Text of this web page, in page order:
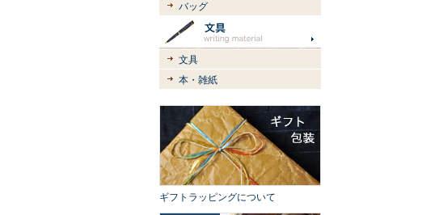
バッグ
文具
本・雑紙
ギフトラッピングについて